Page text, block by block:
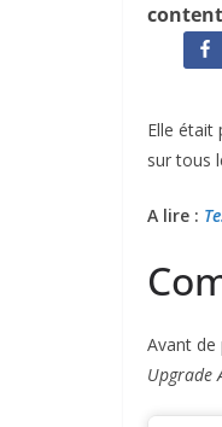
Elle était
sur tous
A lire :
Avant de
Upgrade